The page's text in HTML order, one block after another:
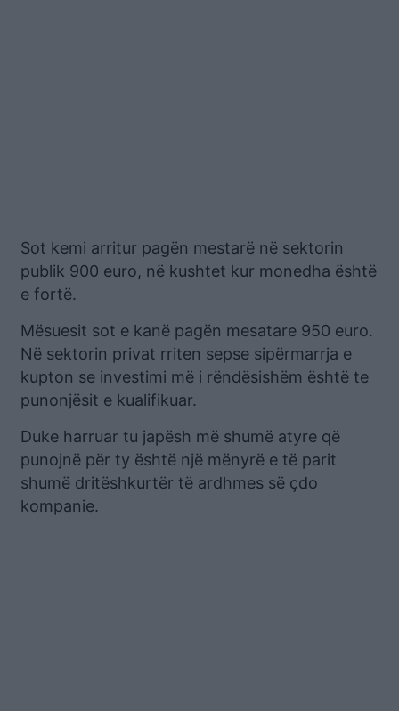
Sot kemi arritur pagën mestarë në sektorin
publik 900 euro, në kushtet kur monedha është
e fortë.
Mësuesit sot e kanë pagën mesatare 950 euro.
Në sektorin privat rriten sepse sipërmarrja e
kupton se investimi më i rëndësishëm është te
punonjësit e kualifikuar.
Duke harruar tu japësh më shumë atyre që
punojnë për ty është një mënyrë e të parit
shumë dritëshkurtër të ardhmes së çdo
kompanie.